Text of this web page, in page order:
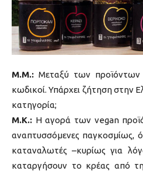
M.M.: Μεταξύ των
κωδικοί. Υπάρχει ζήτηση στην
κατηγορία;
Μ.Κ.: Η αγορά των vegan
αναπτυσσόμενες παγκοσμίως,
καταναλωτές –κυρίως για
καταργήσουν το κρέας από